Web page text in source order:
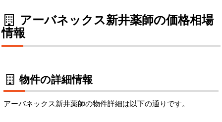
アーバネックス新井薬師の価格相場
情報
物件の詳細情報
アーバネックス新井薬師の物件詳細は以下の通りです。